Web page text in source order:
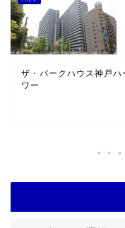
ザ・パークハウス神戸ハ
ワー